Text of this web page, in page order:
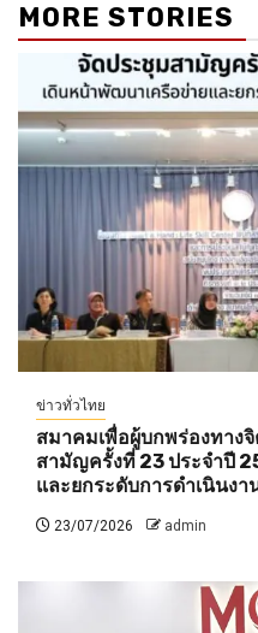
MORE STORIES
ข่าวทั่วไทย
สมาคมเพื่อผู้บกพร่องทาง
สามัญครั้งที่ 23 ประจำปี
และยกระดับการดำเนินง
23/07/2026 admin